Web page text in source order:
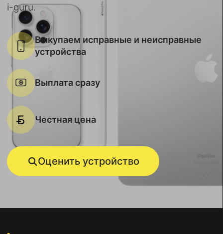
i-guru.
Выкупаем исправные и неисправные
устройства
Выплата сразу
Честная цена
Оценить устройство